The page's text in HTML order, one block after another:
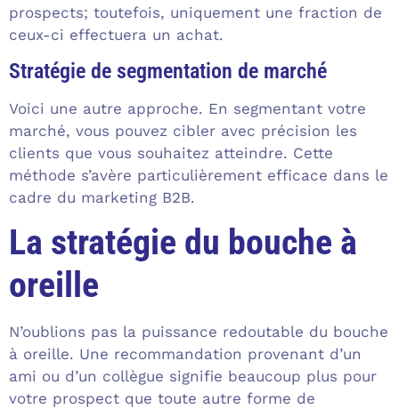
prospects; toutefois, uniquement une fraction de
ceux-ci effectuera un achat.
Stratégie de segmentation de marché
Voici une autre approche. En segmentant votre
marché, vous pouvez cibler avec précision les
clients que vous souhaitez atteindre. Cette
méthode s’avère particulièrement efficace dans le
cadre du marketing B2B.
La stratégie du bouche à
oreille
N’oublions pas la puissance redoutable du bouche
à oreille. Une recommandation provenant d’un
ami ou d’un collègue signifie beaucoup plus pour
votre prospect que toute autre forme de